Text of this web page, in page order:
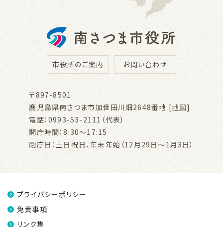
市役所のご案内 お問い合わせ
〒897-8501
鹿児島県南さつま市加世田川畑2648番地 [地図]
電話：0993-53-2111（代表）
開庁時間：8:30～17:15
閉庁日：土日祝日、年末年始（12月29日～1月3日）
プライバシーポリシー
免責事項
リンク集